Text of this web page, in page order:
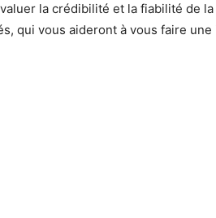
la crédibilité et la fiabilité de
qui vous aideront à vous faire